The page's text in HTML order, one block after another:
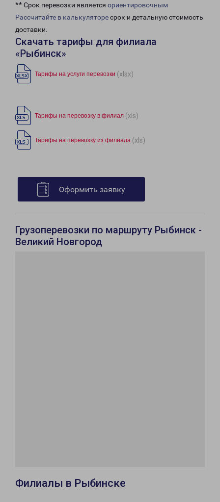
** Срок перевозки является ориентировочным
Рассчитайте в калькуляторесрок и детальную стоимость
доставки.
Скачать тарифы для филиала
«Рыбинск»
Тарифы на услуги перевозки (xlsx)
Тарифы на перевозку в филиал (xls)
Тарифы на перевозку из филиала (xls)
Оформить заявку
Грузоперевозки по маршруту Рыбинск -
Великий Новгород
Филиалы в Рыбинске